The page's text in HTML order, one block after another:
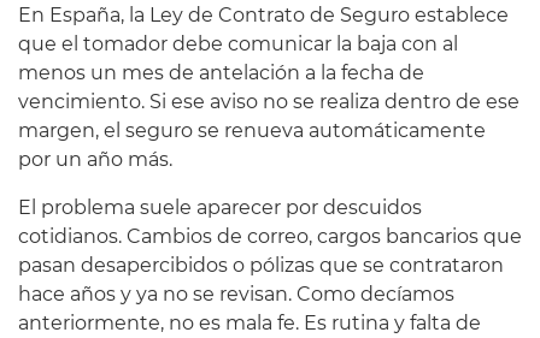
En España, la Ley de Contrato de Seguro establece
que el tomador debe comunicar la baja con al
menos un mes de antelación a la fecha de
vencimiento. Si ese aviso no se realiza dentro de ese
margen, el seguro se renueva automáticamente
por un año más.
El problema suele aparecer por descuidos
cotidianos. Cambios de correo, cargos bancarios que
pasan desapercibidos o pólizas que se contrataron
hace años y ya no se revisan. Como decíamos
anteriormente, no es mala fe. Es rutina y falta de